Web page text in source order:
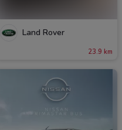
Land Rover
23.9 km